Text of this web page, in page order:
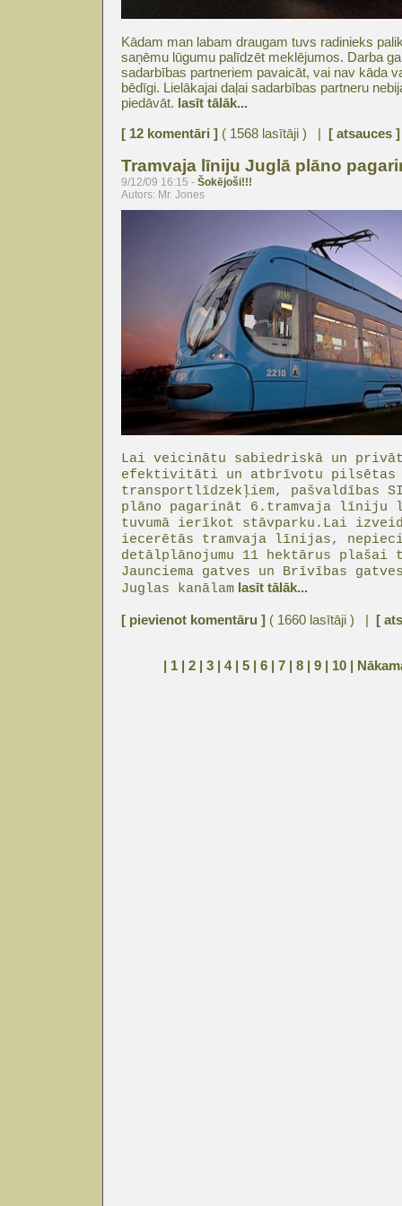
Kādam man labam draugam tuvs radinieks
saņēmu lūgumu palīdzēt meklējumos. Darba
sadarbības partneriem pavaicāt, vai nav kāda
bēdīgi. Lielākajai daļai sadarbības partneru
piedāvāt. lasīt tālāk...
[ 12 komentāri ] ( 1568 lasītāji ) | [ atsauces ]
Tramvaja līniju Juglā plāno
9/12/09 16:15 - Šokējoši!!!
Autors: Mr. Jones
Lai veicinātu sabiedriskā un
efektivitāti un atbrīvotu pilsētas
transportlīdzekļiem, pašvaldības
plāno pagarināt 6.tramvaja līniju
tuvumā ierīkot stāvparku.Lai
iecerētās tramvaja līnijas,
detālplānojumu 11 hektārus
Jaunciema gatves un Brīvības
Juglas kanālam lasīt tālāk...
[ pievienot komentāru ] ( 1660 lasītāji ) | [
| 1 | 2| 3| 4| 5| 6| 7| 8| 9| 10|